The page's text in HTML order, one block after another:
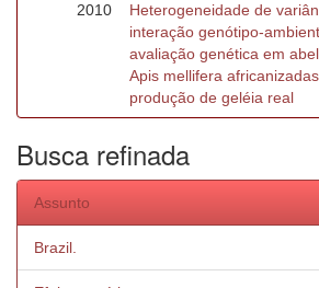
2010
Heterogeneidade de
interação genótipo-
avaliação genética em
Apis mellifera
produção de geléia real
Busca refinada
Assunto
Brazil.